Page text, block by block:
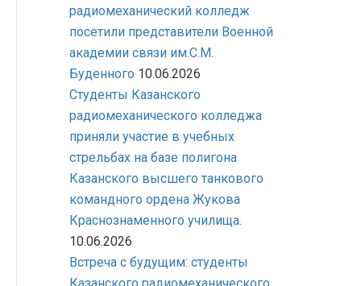
радиомеханический колледж
посетили представители Военной
академии связи им.С.М.
Буденного 10.06.2026
Студенты Казанского
радиомеханического колледжа
приняли участие в учебных
стрельбах на базе полигона
Казанского высшего танкового
командного ордена Жукова
Краснознаменного училища.
10.06.2026
Встреча с будущим: студенты